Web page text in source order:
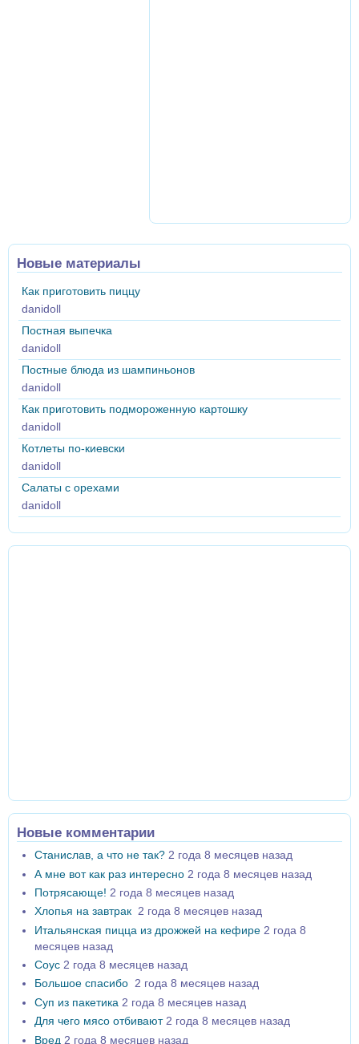
Новые материалы
Как приготовить пиццу
danidoll
Постная выпечка
danidoll
Постные блюда из шампиньонов
danidoll
Как приготовить подмороженную картошку
danidoll
Котлеты по-киевски
danidoll
Салаты с орехами
danidoll
Новые комментарии
Станислав, а что не так? 2 года 8 месяцев назад
А мне вот как раз интересно 2 года 8 месяцев назад
Потрясающе! 2 года 8 месяцев назад
Хлопья на завтрак 2 года 8 месяцев назад
Итальянская пицца из дрожжей на кефире 2 года 8
месяцев назад
Соус 2 года 8 месяцев назад
Большое спасибо 2 года 8 месяцев назад
Суп из пакетика 2 года 8 месяцев назад
Для чего мясо отбивают 2 года 8 месяцев назад
Вред 2 года 8 месяцев назад